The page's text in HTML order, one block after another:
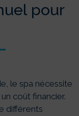
pour
le spa nécessite
coût financier.
différents